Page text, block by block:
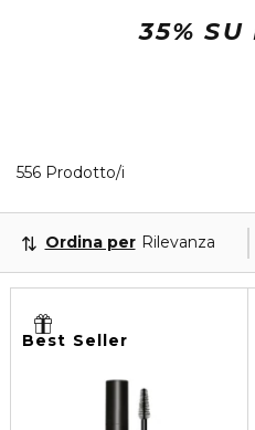
35% SU
556 Prodotto/i
Ordina per Rilevanza
Best Seller